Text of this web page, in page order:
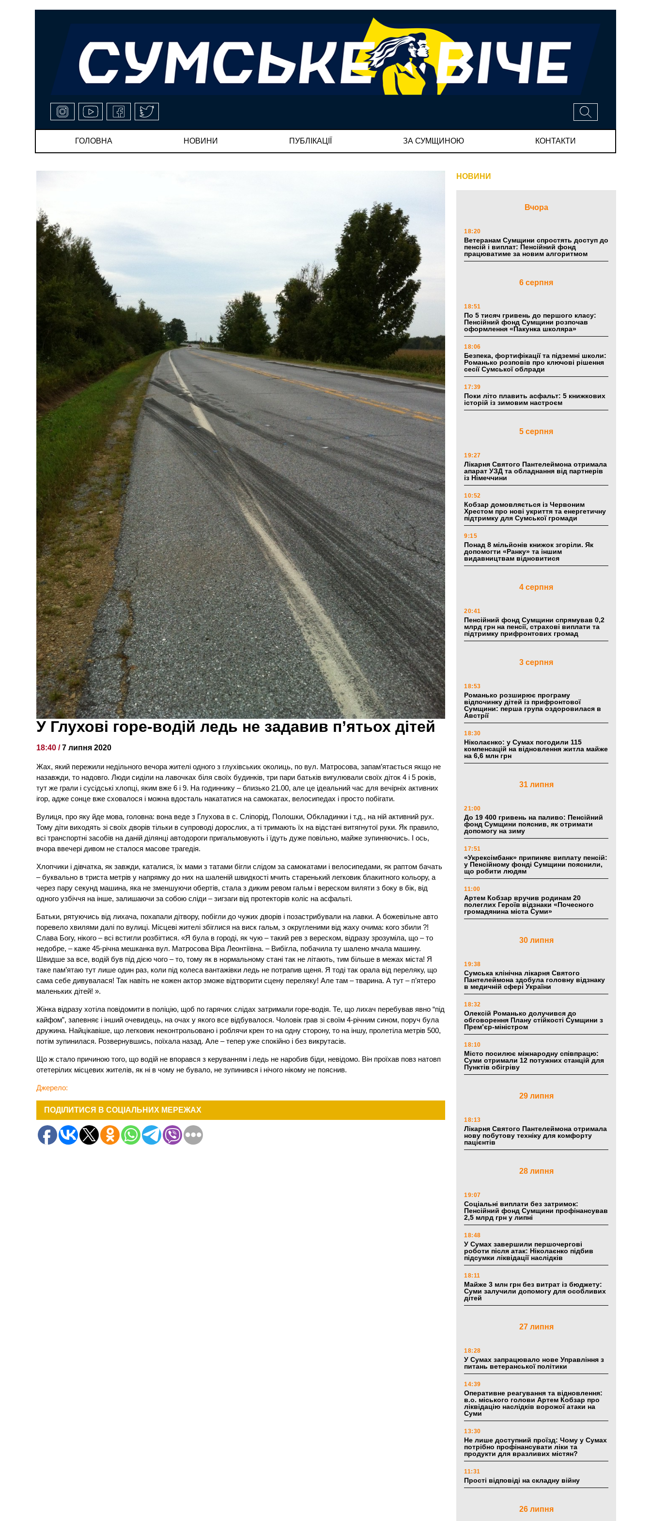
ГОЛОВНА НОВИНИ ПУБЛІКАЦІЇ ЗА СУМЩИНОЮ КОНТАКТИ
У Глухові горе-водій ледь не задавив п’ятьох дітей
18:40 /7 липня 2020
Жах, який пережили недільного вечора жителі одного з глухівських околиць, по вул. Матросова, запам’ятається якщо не
назавжди, то надовго. Люди сиділи на лавочках біля своїх будинків, три пари батьків вигулювали своїх діток 4 і 5 років,
тут же грали і сусідські хлопці, яким вже 6 і 9. На годиннику – близько 21.00, але це ідеальний час для вечірніх активних
ігор, адже сонце вже сховалося і можна вдосталь накататися на самокатах, велосипедах і просто побігати.
Вулиця, про яку йде мова, головна: вона веде з Глухова в с. Сліпорід, Полошки, Обкладинки і т.д., на ній активний рух.
Тому діти виходять зі своїх дворів тільки в супроводі дорослих, а ті тримають їх на відстані витягнутої руки. Як правило,
всі транспортні засобів на даній ділянці автодороги пригальмовують і їдуть дуже повільно, майже зупиняючись. І ось,
вчора ввечері дивом не сталося масове трагедія.
Хлопчики і дівчатка, як завжди, каталися, їх мами з татами бігли слідом за самокатами і велосипедами, як раптом бачать
– буквально в триста метрів у напрямку до них на шаленій швидкості мчить старенький легковик блакитного кольору, а
через пару секунд машина, яка не зменшуючи обертів, стала з диким ревом гальм і вереском виляти з боку в бік, від
одного узбіччя на інше, залишаючи за собою сліди – зигзаги від протекторів коліс на асфальті.
Батьки, рятуючись від лихача, похапали дітвору, побігли до чужих дворів і позастрибували на лавки. А божевільне авто
поревело хвилями далі по вулиці. Місцеві жителі збіглися на виск гальм, з округленими від жаху очима: кого збили ?!
Слава Богу, нікого – всі встигли розбігтися. «Я була в городі, як чую – такий рев з вереском, відразу зрозуміла, що – то
недобре, – каже 45-річна мешканка вул. Матросова Віра Леонтіївна. – Вибігла, побачила ту шалено мчала машину.
Швидше за все, водій був під дією чого – то, тому як в нормальному стані так не літають, тим більше в межах міста! Я
таке пам’ятаю тут лише один раз, коли під колеса вантажівки ледь не потрапив щеня. Я тоді так орала від переляку, що
сама себе дивувалася! Так навіть не кожен актор зможе відтворити сцену переляку! Але там – тварина. А тут – п’ятеро
маленьких дітей! ».
Жінка відразу хотіла повідомити в поліцію, щоб по гарячих слідах затримали горе-водія. Те, що лихач перебував явно “під
кайфом”, запевняє і інший очевидець, на очах у якого все відбувалося. Чоловік грав зі своїм 4-річним сином, поруч була
дружина. Найцікавіше, що легковик неконтрольовано і роблячи крен то на одну сторону, то на іншу, пролетіла метрів 500,
потім зупинилася. Розвернувшись, поїхала назад. Але – тепер уже спокійно і без викрутасів.
Що ж стало причиною того, що водій не впорався з керуванням і ледь не наробив біди, невідомо. Він проїхав повз натовп
отетерілих місцевих жителів, як ні в чому не бувало, не зупинився і нічого нікому не пояснив.
Джерело:
ПОДІЛИТИСЯ В СОЦІАЛЬНИХ МЕРЕЖАХ
НОВИНИ
Вчора
18:20
Ветеранам Сумщини спростять доступ до
пенсій і виплат: Пенсійний фонд
працюватиме за новим алгоритмом
6 серпня
18:51
По 5 тисяч гривень до першого класу:
Пенсійний фонд Сумщини розпочав
оформлення «Пакунка школяра»
18:06
Безпека, фортифікації та підземні школи:
Романько розповів про ключові рішення
сесії Сумської облради
17:39
Поки літо плавить асфальт: 5 книжкових
історій із зимовим настроєм
5 серпня
19:27
Лікарня Святого Пантелеймона отримала
апарат УЗД та обладнання від партнерів
із Німеччини
10:52
Кобзар домовляється із Червоним
Хрестом про нові укриття та енергетичну
підтримку для Сумської громади
9:15
Понад 8 мільйонів книжок згоріли. Як
допомогти «Ранку» та іншим
видавництвам відновитися
4 серпня
20:41
Пенсійний фонд Сумщини спрямував 0,2
млрд грн на пенсії, страхові виплати та
підтримку прифронтових громад
3 серпня
18:53
Романько розширює програму
відпочинку дітей із прифронтової
Сумщини: перша група оздоровилася в
Австрії
18:30
Ніколаєнко: у Сумах погодили 115
компенсацій на відновлення житла майже
на 6,6 млн грн
31 липня
21:00
До 19 400 гривень на паливо: Пенсійний
фонд Сумщини пояснив, як отримати
допомогу на зиму
17:51
«Укрексімбанк» припиняє виплату пенсій:
у Пенсійному фонді Сумщини пояснили,
що робити людям
11:00
Артем Кобзар вручив родинам 20
полеглих Героїв відзнаки «Почесного
громадянина міста Суми»
30 липня
19:38
Сумська клінічна лікарня Святого
Пантелеймона здобула головну відзнаку
в медичній сфері України
18:32
Олексій Романько долучився до
обговорення Плану стійкості Сумщини з
Прем’єр-міністром
18:10
Місто посилює міжнародну співпрацю:
Суми отримали 12 потужних станцій для
Пунктів обігріву
29 липня
18:13
Лікарня Святого Пантелеймона отримала
нову побутову техніку для комфорту
пацієнтів
28 липня
19:07
Соціальні виплати без затримок:
Пенсійний фонд Сумщини профінансував
2,5 млрд грн у липні
18:48
У Сумах завершили першочергові
роботи після атак: Ніколаєнко підбив
підсумки ліквідації наслідків
18:11
Майже 3 млн грн без витрат із бюджету:
Суми залучили допомогу для особливих
дітей
27 липня
18:28
У Сумах запрацювало нове Управління з
питань ветеранської політики
14:39
Оперативне реагування та відновлення:
в.о. міського голови Артем Кобзар про
ліквідацію наслідків ворожої атаки на
Суми
13:30
Не лише доступний проїзд: Чому у Сумах
потрібно профінансувати ліки та
продукти для вразливих містян?
11:31
Прості відповіді на складну війну
26 липня